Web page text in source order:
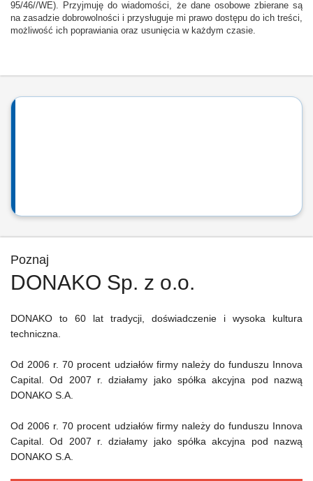
95/46//WE). Przyjmuję do wiadomości, że dane osobowe zbierane są
na zasadzie dobrowolności i przysługuje mi prawo dostępu do ich treści,
możliwość ich poprawiania oraz usunięcia w każdym czasie.
Poznaj
DONAKO Sp. z o.o.
DONAKO to 60 lat tradycji, doświadczenie i wysoka kultura
techniczna.
Od 2006 r. 70 procent udziałów firmy należy do funduszu Innova
Capital. Od 2007 r. działamy jako spółka akcyjna pod nazwą
DONAKO S.A.
Od 2006 r. 70 procent udziałów firmy należy do funduszu Innova
Capital. Od 2007 r. działamy jako spółka akcyjna pod nazwą
DONAKO S.A.